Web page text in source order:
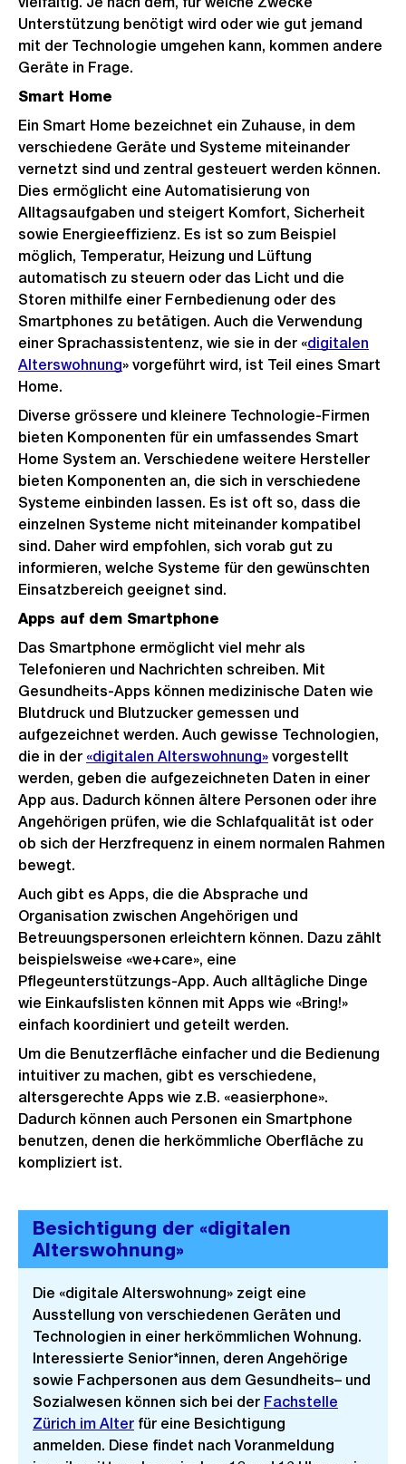
Unterstützung benötigt wird oder wie gut jemand
mit der Technologie umgehen kann, kommen andere
Geräte in Frage.
Smart Home
Ein Smart Home bezeichnet ein Zuhause, in dem
verschiedene Geräte und Systeme miteinander
vernetzt sind und zentral gesteuert werden können.
Dies ermöglicht eine Automatisierung von
Alltagsaufgaben und steigert Komfort, Sicherheit
sowie Energieeffizienz. Es ist so zum Beispiel
möglich, Temperatur, Heizung und Lüftung
automatisch zu steuern oder das Licht und die
Storen mithilfe einer Fernbedienung oder des
Smartphones zu betätigen. Auch die Verwendung
einer Sprachassistentenz, wie sie in der «digitalen
Alterswohnung» vorgeführt wird, ist Teil eines Smart
Home.
Diverse grössere und kleinere Technologie-Firmen
bieten Komponenten für ein umfassendes Smart
Home System an. Verschiedene weitere Hersteller
bieten Komponenten an, die sich in verschiedene
Systeme einbinden lassen. Es ist oft so, dass die
einzelnen Systeme nicht miteinander kompatibel
sind. Daher wird empfohlen, sich vorab gut zu
informieren, welche Systeme für den gewünschten
Einsatzbereich geeignet sind.
Apps auf dem Smartphone
Das Smartphone ermöglicht viel mehr als
Telefonieren und Nachrichten schreiben. Mit
Gesundheits-Apps können medizinische Daten wie
Blutdruck und Blutzucker gemessen und
aufgezeichnet werden. Auch gewisse Technologien,
die in der «digitalen Alterswohnung» vorgestellt
werden, geben die aufgezeichneten Daten in einer
App aus. Dadurch können ältere Personen oder ihre
Angehörigen prüfen, wie die Schlafqualität ist oder
ob sich der Herzfrequenz in einem normalen Rahmen
bewegt.
Auch gibt es Apps, die die Absprache und
Organisation zwischen Angehörigen und
Betreuungspersonen erleichtern können. Dazu zählt
beispielsweise «we+care», eine
Pflegeunterstützungs-App. Auch alltägliche Dinge
wie Einkaufslisten können mit Apps wie «Bring!»
einfach koordiniert und geteilt werden.
Um die Benutzerfläche einfacher und die Bedienung
intuitiver zu machen, gibt es verschiedene,
altersgerechte Apps wie z.B. «easierphone».
Dadurch können auch Personen ein Smartphone
benutzen, denen die herkömmliche Oberfläche zu
kompliziert ist.
Besichtigung der «digitalen
Alterswohnung»
Die «digitale Alterswohnung» zeigt eine
Ausstellung von verschiedenen Geräten und
Technologien in einer herkömmlichen Wohnung.
Interessierte Senior*innen, deren Angehörige
sowie Fachpersonen aus dem Gesundheits– und
Sozialwesen können sich bei der Fachstelle
Zürich im Alter für eine Besichtigung
anmelden. Diese findet nach Voranmeldung